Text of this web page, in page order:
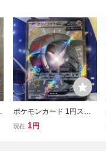
ポケモンカード 1円スタ
ート テツノワダチex SSR
現在 1円